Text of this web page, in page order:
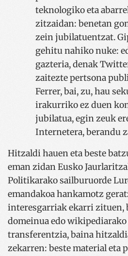
teknologiko eta
zitzaidan: benetan
zein jubilatuentzat.
gehitu nahiko nuke:
gazteria, denak
zaitezte pertsona
Ferrer, bai, zu, hau
irakurriko ez duen
jubilatua, egin zeuk
Internetera, berandu
Hitzaldi hauen eta beste
eman zidan Eusko
Politikarako sailburuorde
emandakoa hankamotz
interesgarriak ekarri zituen,
domeinua edo
transferentzia, baina
zekarren: beste material eta